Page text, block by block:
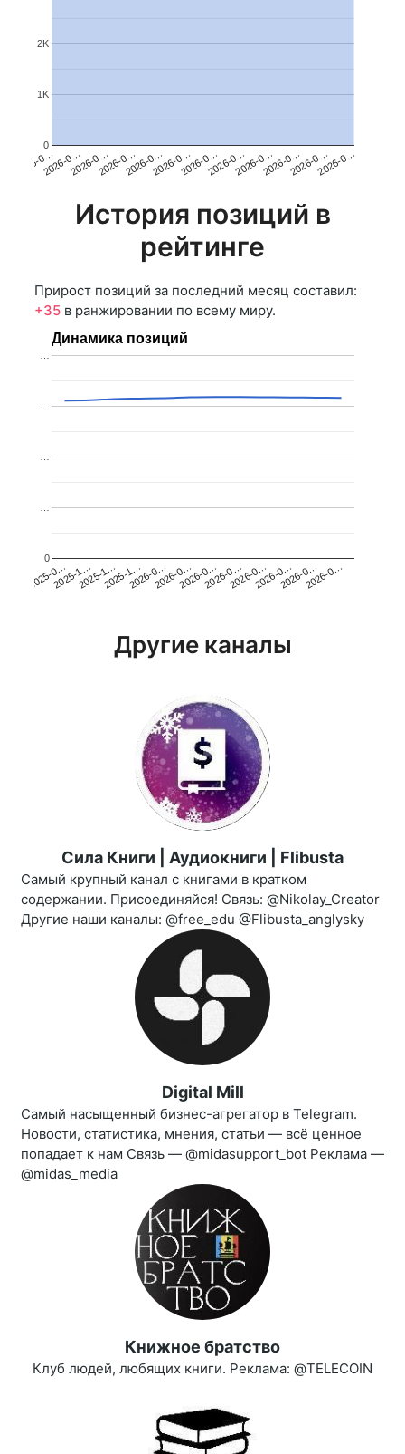
2026-0…2026-0…2026-0…2026-0…2026-0…2026-0…2026-0…2026-0…2026-0…2026-0…2026-0…2026-0…
0
1K
2K
История позиций в
рейтинге
Прирост позиций за последний месяц составил:
+35 в ранжировании по всему миру.
Динамика позиций
2025-0…2025-1…2025-1…2025-1…2026-0…2026-0…2026-0…2026-0…2026-0…2026-0…2026-0…2026-0…
0
…
…
…
…
Другие каналы
Сила Книги | Аудиокниги | Flibusta
Самый крупный канал с книгами в кратком
содержании. Присоединяйся! Связь: @Nikolay_Creator
Другие наши каналы: @free_edu @Flibusta_anglysky
Digital Mill
Самый насыщенный бизнес-агрегатор в Telegram.
Новости, статистика, мнения, статьи — всё ценное
попадает к нам Связь — @midasupport_bot Реклама —
@midas_media
Книжное братство
Клуб людей, любящих книги. Реклама: @TELECOIN